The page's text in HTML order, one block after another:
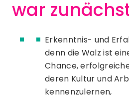
war
Erkenntnis- und
denn die Walz ist
Chance,
deren Kultur und
kennenzulernen,